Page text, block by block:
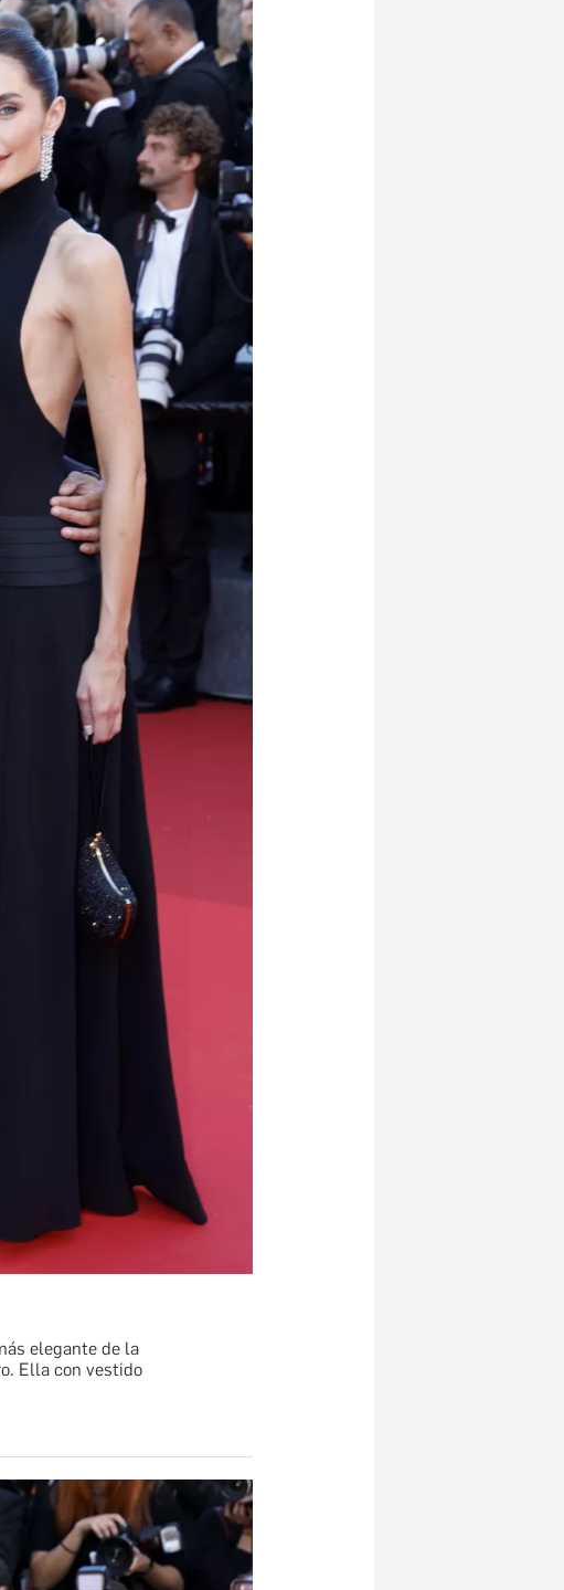
elegante de la
Ella con vestido